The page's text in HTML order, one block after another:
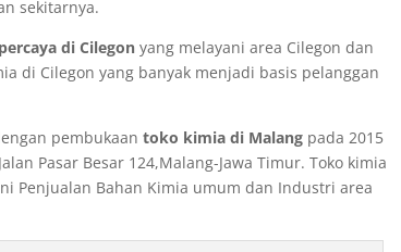
sekitarnya.
di Cilegon yang melayani area Cilegon dan
di Cilegon yang banyak menjadi basis pelanggan
pembukaan toko kimia di Malang pada 2015
Pasar Besar 124,Malang-Jawa Timur. Toko kimia
Penjualan Bahan Kimia umum dan Industri area